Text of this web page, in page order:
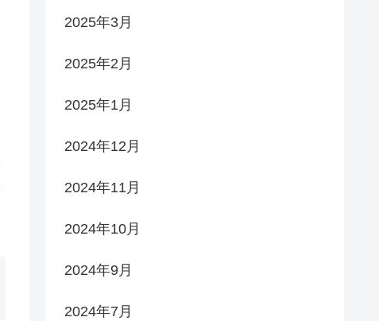
2025年3月
2025年2月
2025年1月
2024年12月
2024年11月
2024年10月
2024年9月
2024年7月